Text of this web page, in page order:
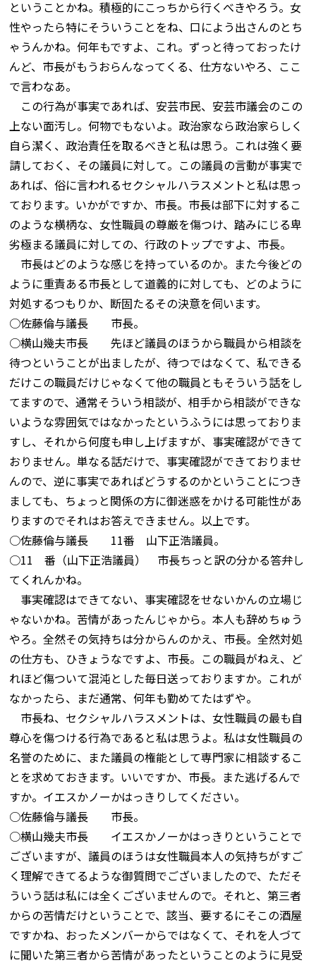
ということかね。積極的にこっちから行くべきやろう。女
性やったら特にそういうことをね、口によう出さんのとち
ゃうんかね。何年もですよ、これ。ずっと待っておったけ
んど、市長がもうおらんなってくる、仕方ないやろ、ここ
で言わなあ。
この行為が事実であれば、安芸市民、安芸市議会のこの
上ない面汚し。何物でもないよ。政治家なら政治家らしく
自ら潔く、政治責任を取るべきと私は思う。これは強く要
請しておく、その議員に対して。この議員の言動が事実で
あれば、俗に言われるセクシャルハラスメントと私は思っ
ております。いかがですか、市長。市長は部下に対するこ
のような横柄な、女性職員の尊厳を傷つけ、踏みにじる卑
劣極まる議員に対しての、行政のトップですよ、市長。
市長はどのような感じを持っているのか。また今後どの
ように重責ある市長として道義的に対しても、どのように
対処するつもりか、断固たるその決意を伺います。
○佐藤倫与議長 市長。
○横山幾夫市長 先ほど議員のほうから職員から相談を
待つということが出ましたが、待つではなくて、私できる
だけこの職員だけじゃなくて他の職員ともそういう話をし
てますので、通常そういう相談が、相手から相談ができな
いような雰囲気ではなかったというふうには思っておりま
すし、それから何度も申し上げますが、事実確認ができて
おりません。単なる話だけで、事実確認ができておりませ
んので、逆に事実であればどうするのかということにつき
ましても、ちょっと関係の方に御迷惑をかける可能性があ
りますのでそれはお答えできません。以上です。
○佐藤倫与議長 11番 山下正浩議員。
○11 番（山下正浩議員） 市長ちっと訳の分かる答弁し
てくれんかね。
事実確認はできてない、事実確認をせないかんの立場じ
ゃないかね。苦情があったんじゃから。本人も辞めちゅう
やろ。全然その気持ちは分からんのかえ、市長。全然対処
の仕方も、ひきょうなですよ、市長。この職員がねえ、ど
れほど傷ついて混沌とした毎日送っておりますか。これが
なかったら、まだ通常、何年も勤めてたはずや。
市長ね、セクシャルハラスメントは、女性職員の最も自
尊心を傷つける行為であると私は思うよ。私は女性職員の
名誉のために、また議員の権能として専門家に相談するこ
とを求めておきます。いいですか、市長。また逃げるんで
すか。イエスかノーかはっきりしてください。
○佐藤倫与議長 市長。
○横山幾夫市長 イエスかノーかはっきりということで
ございますが、議員のほうは女性職員本人の気持ちがすご
く理解できてるような御質問でございましたので、ただそ
ういう話は私には全くございませんので。それと、第三者
からの苦情だけということで、該当、要するにそこの酒屋
ですかね、おったメンバーからではなくて、それを人づて
に聞いた第三者から苦情があったということのように見受